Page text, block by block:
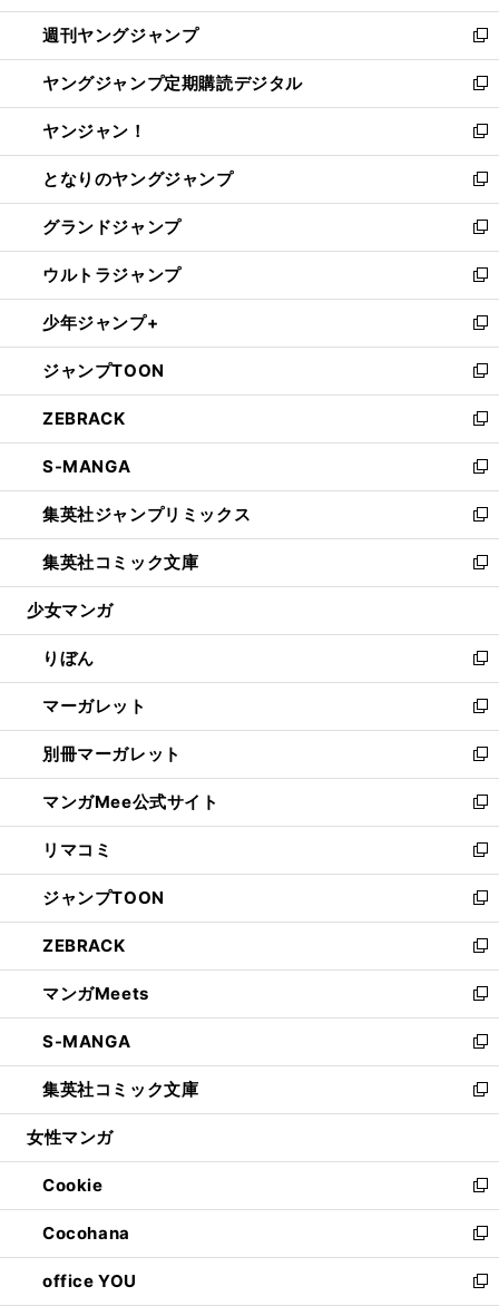
開
く
ウ
で
開
く
ン
ド
ウ
で
開
く
ウ
ィ
ン
ド
ウ
で
開
く
週刊ヤングジャンプ
新
し
い
ウ
ィ
ン
ド
ウ
で
開
く
ヤングジャンプ定期購読デジタル
新
し
い
ウ
ィ
ン
ド
ウ
で
開
く
ヤンジャン！
新
し
い
ウ
ィ
ン
ド
ウ
で
開
く
となりのヤングジャンプ
新
し
い
ウ
ィ
ン
ド
ウ
で
開
く
グランドジャンプ
新
し
い
ウ
ィ
ン
ド
ウ
で
開
く
ウルトラジャンプ
新
し
い
ウ
ィ
ン
ド
ウ
で
開
く
少年ジャンプ+
新
し
い
ウ
ィ
ン
ド
ウ
で
開
く
ジャンプTOON
新
し
い
ウ
ィ
ン
ド
ウ
で
開
ZEBRACK
新
し
い
ウ
ィ
ン
ド
ウ
開
く
S-MANGA
新
し
い
ウ
ィ
ン
ウ
で
開
く
集英社ジャンプリミックス
新
し
い
ウ
ン
ド
ウ
で
開
く
集英社コミック文庫
新
し
ウ
ィ
ン
ド
ウ
で
開
く
少女マンガ
りぼん
新
し
い
ウ
ィ
ン
ド
ウ
で
開
く
マーガレット
新
し
い
ウ
ィ
ン
ド
ウ
で
開
く
別冊マーガレット
新
し
い
ウ
ィ
ン
ド
ウ
で
開
く
マンガMee公式サイト
新
し
い
ウ
ィ
ン
ド
ウ
で
開
く
リマコミ
新
し
い
ウ
ィ
ン
ド
ウ
で
開
く
ジャンプTOON
新
し
い
ウ
ィ
ン
ド
ウ
で
開
ZEBRACK
新
し
い
ウ
ィ
ン
ド
ウ
開
く
マンガMeets
新
し
い
ウ
ィ
ン
ウ
で
開
く
S-MANGA
新
し
い
ウ
ン
ド
ウ
で
開
く
集英社コミック文庫
新
し
ウ
ィ
ン
ド
ウ
で
女性マンガ
Cookie
新
し
い
ウ
ィ
Cocohana
新
し
い
office YOU
新